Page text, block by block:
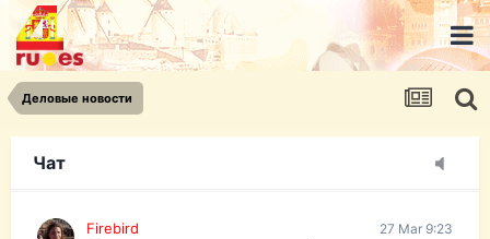
Деловые новости
Чат
urist.dokument@gmail.com
https://pasport-ua.com/
Телеграмм @uristpassua
Firebird
Друзья - из России без VPN сайт и форум
Firebird 27 Mar 9:23